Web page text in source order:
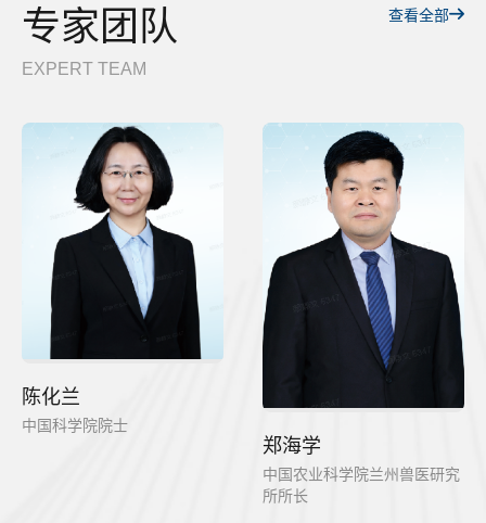
专家团队
EXPERT TEAM
查看全部
陈化兰
中国科学院院士
郑海学
中国农业科学院兰州兽医研究
所所长